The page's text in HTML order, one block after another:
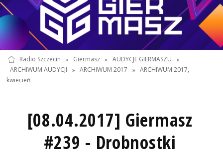
Radio Szczecin » Giermasz » AUDYCJE GIERMASZU
»
ARCHIWUM AUDYCJI
» ARCHIWUM 2017 » ARCHIWUM 2017,
kwiecień
[08.04.2017] Giermasz
#239 - Drobnostki